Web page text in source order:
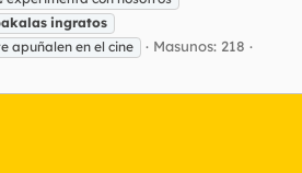
ingratos
apuñalen en el cine
Masunos: 218